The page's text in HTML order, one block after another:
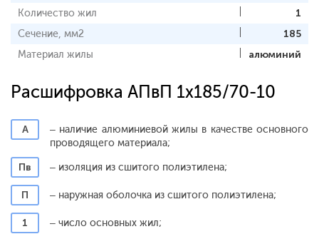
Количество жил
1
Сечение, мм2
185
Материал жилы
алюминий
Расшифровка АПвП 1x185/70-10
А
– наличие алюминиевой жилы в качестве основного
проводящего материала;
Пв
– изоляция из сшитого полиэтилена;
П – наружная оболочка из сшитого полиэтилена;
1 – число основных жил;